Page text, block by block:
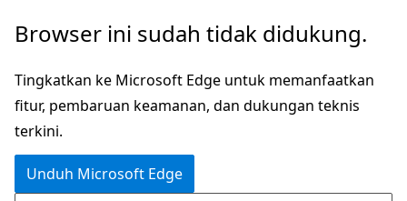
Lompati
konten
utama
Browser ini sudah tidak didukung.
Tingkatkan ke Microsoft Edge untuk memanfaatkan
fitur, pembaruan keamanan, dan dukungan teknis
terkini.
Unduh Microsoft Edge